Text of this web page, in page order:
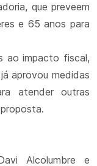
que preveem
e 65 anos para
ao impacto fiscal,
aprovou medidas
atender outras
Alcolumbre e